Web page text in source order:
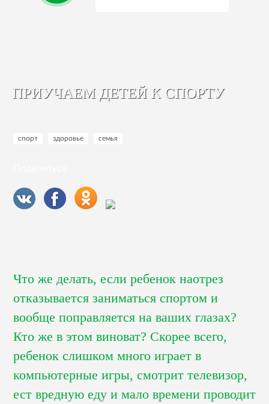
ПРИУЧАЕМ ДЕТЕЙ К СПОРТУ
спорт здоровье семья
Что же делать, если ребенок наотрез
отказывается заниматься спортом и
вообще поправляется на ваших глазах?
Кто же в этом виноват? Скорее всего,
ребенок слишком много играет в
компьютерные игры, смотрит телевизор,
ест вредную еду и мало времени проводит